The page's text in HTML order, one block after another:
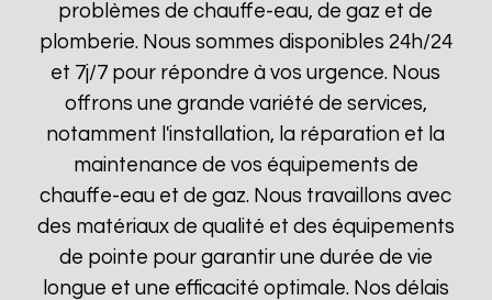
problèmes de chauffe-eau, de gaz et de
plomberie. Nous sommes disponibles 24h/24
et 7j/7 pour répondre à vos urgence. Nous
offrons une grande variété de services,
notamment l'installation, la réparation et la
maintenance de vos équipements de
chauffe-eau et de gaz. Nous travaillons avec
des matériaux de qualité et des équipements
de pointe pour garantir une durée de vie
longue et une efficacité optimale. Nos délais